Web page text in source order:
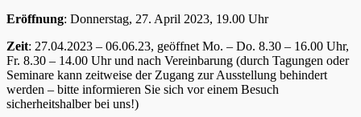
Eröffnung: Donnerstag, 27. April 2023, 19.00 Uhr
Zeit: 27.04.2023 – 06.06.23, geöffnet Mo. – Do. 8.30 – 16.00 Uhr,
Fr. 8.30 – 14.00 Uhr und nach Vereinbarung (durch Tagungen oder
Seminare kann zeitweise der Zugang zur Ausstellung behindert
werden – bitte informieren Sie sich vor einem Besuch
sicherheitshalber bei uns!)